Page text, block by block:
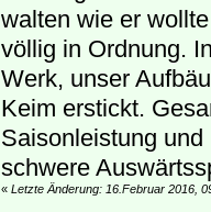
walten wie er
völlig in Ordnung.
Werk, unser
Keim erstickt.
Saisonleistung
schwere
« Letzte Änderung: 16.Februar 2016,